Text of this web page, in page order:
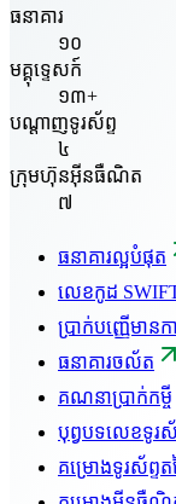
ធនាគារ
១០
មគ្គុទ្ទេសក៍
១៣+
បណ្តាញទូរស័ព្ទ
៤
ក្រុមហ៊ុនអ៊ីនធឺណិត
៧
ធនាគារល្អបំផុត
លេខកូដ
ប្រាក់បញ្ញើមា
ធនាគារចល័ត
គណនាប្រាក់កម្ចី
បុព្វបទលេខទូរស័
គម្រោងទូរស័ព្ទត